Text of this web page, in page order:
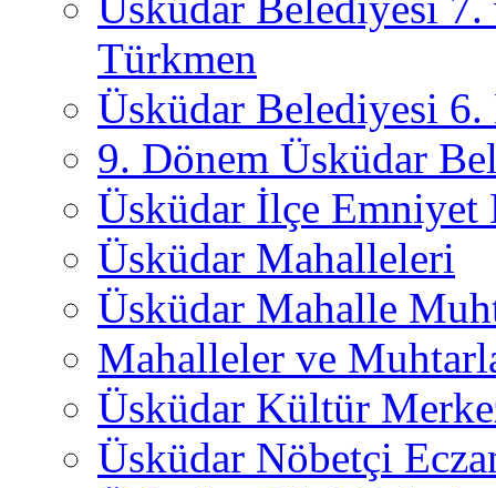
Türkmen
Üsküdar Belediyesi 6.
9. Dönem Üsküdar
Üsküdar İlçe
Üsküdar Mahalleleri
Üsküdar Mahalle
Mahalleler ve
Üsküdar Kültür
Üsküdar Nöbetçi